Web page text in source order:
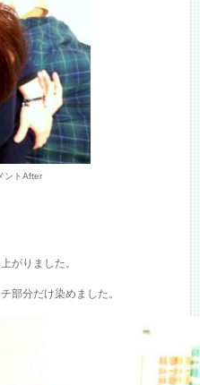
ントAfter
がりました。
部分だけ染めました。